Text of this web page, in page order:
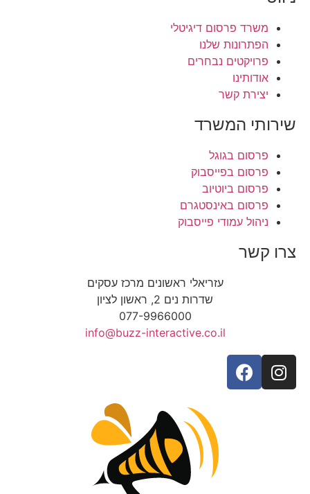
משרד פרסום דיגיטלי
הפתרונות שלנו
פרויקטים נבחרים
אודותינו
יצירת קשר
שירותי המשרד
פרסום בגוגל
פרסום בפייסבוק
פרסום ביוטיוב
פרסום באינסטגרם
ניהול עמודי פייסבוק
צרו קשר
עזריאלי ראשונים מרכז עסקים
שדרות נים 2, ראשון לציון
077-9966000
info@buzz-interactive.co.il